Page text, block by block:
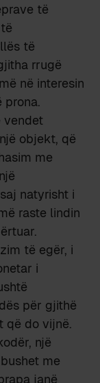
të
të
rrugë
në interesin
prona.
vendet
objekt, që
me
natyrisht i
raste lindin
të egër, i
i
për gjithë
që do vijnë.
një
me
janë